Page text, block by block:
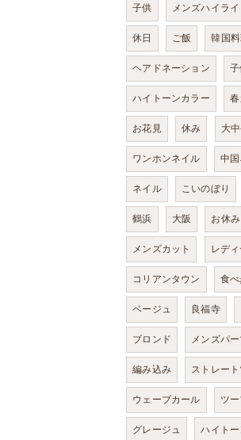
子供 メンズハイライ
休日 ご飯 韓国
ヘアドネーション 子
ハイトーンカラー
お花見 休み 大
ワンホンネイル 中
ネイル こいのぼり
鶴浜 大阪 お休み
メンズカット レデ
コリアンタウン 食べ
ベージュ 良福寺
ブロンド メンズパー
編み込み ストレート
ウェーブカール ツ
グレージュ ハイトー